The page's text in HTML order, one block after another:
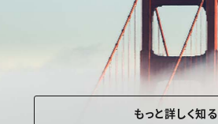
もっと詳しく知る